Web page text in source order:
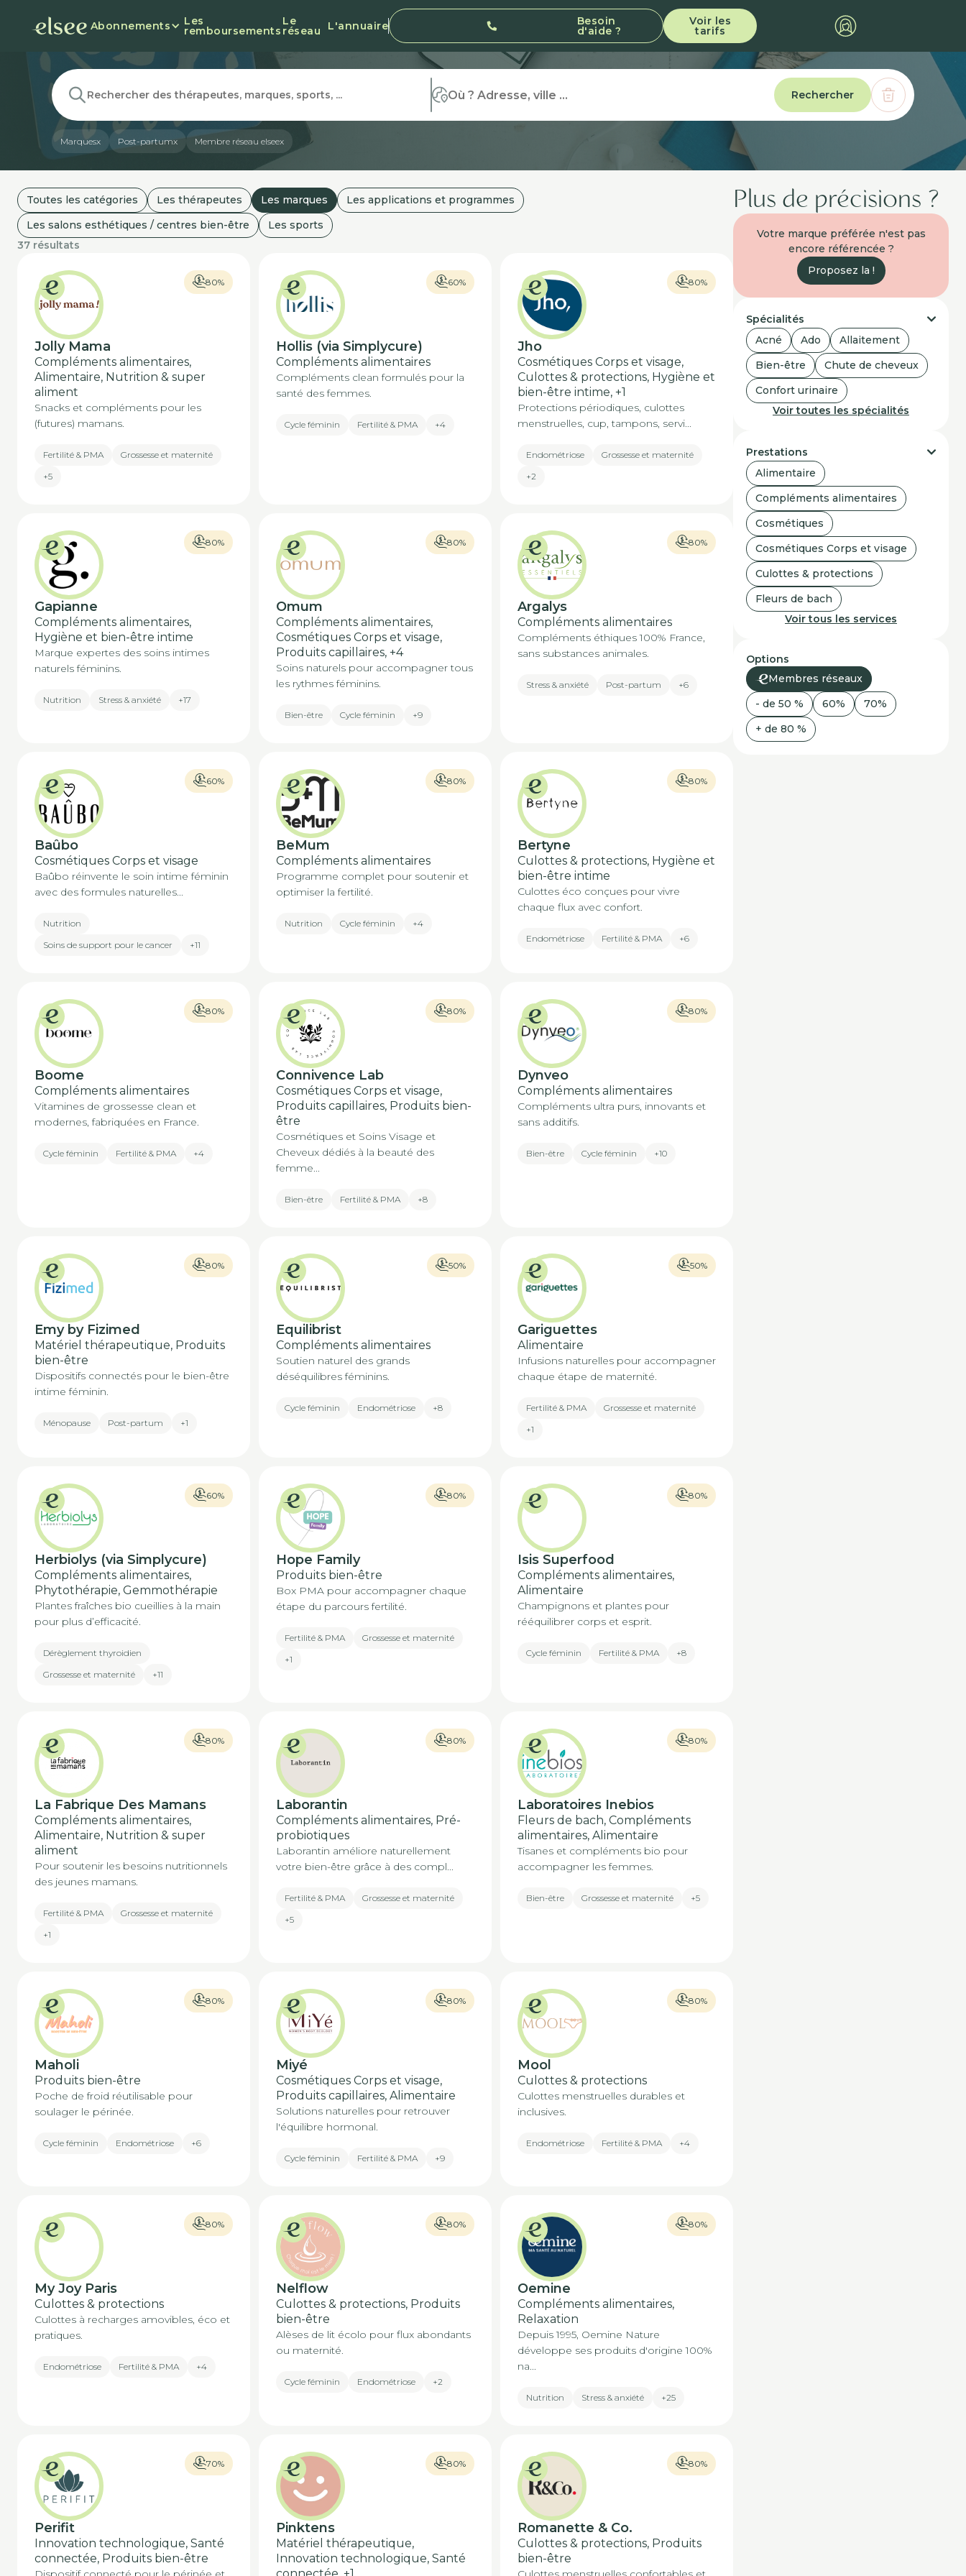
Abonnements Les
remboursements
Le
réseau L'annuaire Besoin
d'aide ?
Voir les
tarifs
Rechercher
Marquesx Post-partumx Membre réseau elseex
Toutes les catégories Les thérapeutes Les marques
Les applications et programmes
Les salons esthétiques / centres bien-être
Les sports
37 résultats
80%
Jolly Mama
Compléments alimentaires,
Alimentaire, Nutrition & super
aliment
Snacks et compléments pour les
(futures) mamans.
Fertilité & PMA
Grossesse et maternité
+5
60%
Hollis (via Simplycure)
Compléments alimentaires
Compléments clean formulés pour la
santé des femmes.
Cycle féminin Fertilité & PMA +4
80%
Jho
Cosmétiques Corps et visage,
Culottes & protections, Hygiène et
bien-être intime, +1
Protections périodiques, culottes
menstruelles, cup, tampons, servi...
Endométriose
Grossesse et maternité
+2
80%
Gapianne
Compléments alimentaires,
Hygiène et bien-être intime
Marque expertes des soins intimes
naturels féminins.
Nutrition Stress & anxiété +17
80%
Omum
Compléments alimentaires,
Cosmétiques Corps et visage,
Produits capillaires, +4
Soins naturels pour accompagner tous
les rythmes féminins.
Bien-être Cycle féminin +9
80%
Argalys
Compléments alimentaires
Compléments éthiques 100% France,
sans substances animales.
Stress & anxiété Post-partum +6
60%
Baûbo
Cosmétiques Corps et visage
Baûbo réinvente le soin intime féminin
avec des formules naturelles...
Nutrition
Soins de support pour le cancer
+11
80%
BeMum
Compléments alimentaires
Programme complet pour soutenir et
optimiser la fertilité.
Nutrition Cycle féminin +4
80%
Bertyne
Culottes & protections, Hygiène et
bien-être intime
Culottes éco conçues pour vivre
chaque flux avec confort.
Endométriose Fertilité & PMA +6
80%
Boome
Compléments alimentaires
Vitamines de grossesse clean et
modernes, fabriquées en France.
Cycle féminin Fertilité & PMA +4
80%
Connivence Lab
Cosmétiques Corps et visage,
Produits capillaires, Produits bien-
être
Cosmétiques et Soins Visage et
Cheveux dédiés à la beauté des
femme...
Bien-être Fertilité & PMA +8
80%
Dynveo
Compléments alimentaires
Compléments ultra purs, innovants et
sans additifs.
Bien-être Cycle féminin +10
80%
Emy by Fizimed
Matériel thérapeutique, Produits
bien-être
Dispositifs connectés pour le bien-être
intime féminin.
Ménopause Post-partum +1
50%
Equilibrist
Compléments alimentaires
Soutien naturel des grands
déséquilibres féminins.
Cycle féminin Endométriose +8
50%
Gariguettes
Alimentaire
Infusions naturelles pour accompagner
chaque étape de maternité.
Fertilité & PMA
Grossesse et maternité
+1
60%
Herbiolys (via Simplycure)
Compléments alimentaires,
Phytothérapie, Gemmothérapie
Plantes fraîches bio cueillies à la main
pour plus d’efficacité.
Dérèglement thyroidien
Grossesse et maternité
+11
80%
Hope Family
Produits bien-être
Box PMA pour accompagner chaque
étape du parcours fertilité.
Fertilité & PMA
Grossesse et maternité
+1
80%
Isis Superfood
Compléments alimentaires,
Alimentaire
Champignons et plantes pour
rééquilibrer corps et esprit.
Cycle féminin Fertilité & PMA +8
80%
La Fabrique Des Mamans
Compléments alimentaires,
Alimentaire, Nutrition & super
aliment
Pour soutenir les besoins nutritionnels
des jeunes mamans.
Fertilité & PMA
Grossesse et maternité
+1
80%
Laborantin
Compléments alimentaires, Pré-
probiotiques
Laborantin améliore naturellement
votre bien-être grâce à des compl...
Fertilité & PMA
Grossesse et maternité
+5
80%
Laboratoires Inebios
Fleurs de bach, Compléments
alimentaires, Alimentaire
Tisanes et compléments bio pour
accompagner les femmes.
Bien-être Grossesse et maternité +5
80%
Maholi
Produits bien-être
Poche de froid réutilisable pour
soulager le périnée.
Cycle féminin Endométriose +6
80%
Miyé
Cosmétiques Corps et visage,
Produits capillaires, Alimentaire
Solutions naturelles pour retrouver
l'équilibre hormonal.
Cycle féminin Fertilité & PMA +9
80%
Mool
Culottes & protections
Culottes menstruelles durables et
inclusives.
Endométriose Fertilité & PMA +4
80%
My Joy Paris
Culottes & protections
Culottes à recharges amovibles, éco et
pratiques.
Endométriose Fertilité & PMA +4
80%
Nelflow
Culottes & protections, Produits
bien-être
Alèses de lit écolo pour flux abondants
ou maternité.
Cycle féminin Endométriose +2
80%
Oemine
Compléments alimentaires,
Relaxation
Depuis 1995, Oemine Nature
développe ses produits d'origine 100%
na...
Nutrition Stress & anxiété +25
70%
Perifit
Innovation technologique, Santé
connectée, Produits bien-être
80%
Pinktens
Matériel thérapeutique,
Innovation technologique, Santé
80%
Romanette & Co.
Culottes & protections, Produits
bien-être
Plus de précisions ?
Votre marque préférée n'est pas
encore référencée ?
Proposez la !
Spécialités
Acné
Ado
Allaitement
Bien-être
Chute de cheveux
Confort urinaire
Voir toutes les spécialités
Prestations
Alimentaire
Compléments alimentaires
Cosmétiques
Cosmétiques Corps et visage
Culottes & protections
Fleurs de bach
Voir tous les services
Options
Membres réseaux
- de 50 %
60%
70%
+ de 80 %